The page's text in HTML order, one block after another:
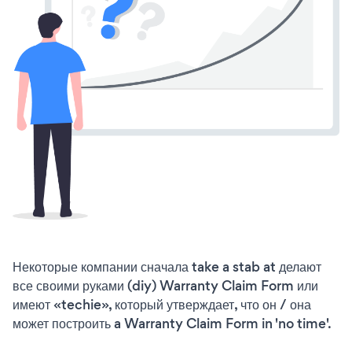
Некоторые компании сначала take a stab at делают
все своими руками (diy) Warranty Claim Form или
имеют «techie», который утверждает, что он / она
может построить a Warranty Claim Form in 'no time'.